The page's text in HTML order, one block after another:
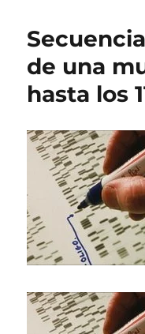
de una
hasta los